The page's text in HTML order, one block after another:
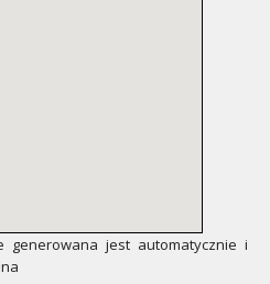
generowana jest automatycznie i